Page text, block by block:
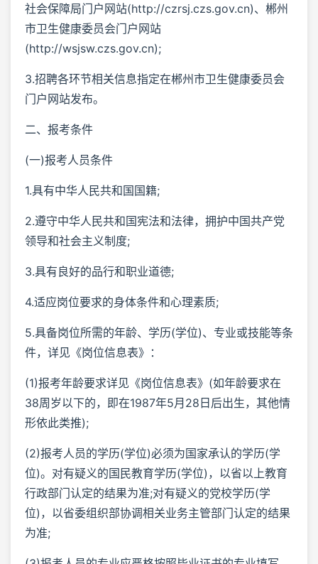
社会保障局门户网站(http://czrsj.czs.gov.cn)、郴州
市卫生健康委员会门户网站
(http://wsjsw.czs.gov.cn);
3.招聘各环节相关信息指定在郴州市卫生健康委员会
门户网站发布。
二、报考条件
(一)报考人员条件
1.具有中华人民共和国国籍;
2.遵守中华人民共和国宪法和法律，拥护中国共产党
领导和社会主义制度;
3.具有良好的品行和职业道德;
4.适应岗位要求的身体条件和心理素质;
5.具备岗位所需的年龄、学历(学位)、专业或技能等条
件，详见《岗位信息表》：
(1)报考年龄要求详见《岗位信息表》(如年龄要求在
38周岁以下的，即在1987年5月28日后出生，其他情
形依此类推);
(2)报考人员的学历(学位)必须为国家承认的学历(学
位)。对有疑义的国民教育学历(学位)，以省以上教育
行政部门认定的结果为准;对有疑义的党校学历(学
位)，以省委组织部协调相关业务主管部门认定的结果
为准;